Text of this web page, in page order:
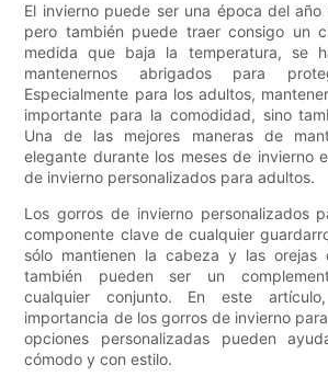
El invierno puede ser una época del año
pero también puede traer consigo un
medida que baja la temperatura, se
mantenernos abrigados para
Especialmente para los adultos,
importante para la comodidad, sino
Una de las mejores maneras de
elegante durante los meses de invierno
de invierno personalizados para adultos.
Los gorros de invierno personalizados
componente clave de cualquier
sólo mantienen la cabeza y las orejas
también pueden ser un
cualquier conjunto. En este
importancia de los gorros de invierno
opciones personalizadas pueden
cómodo y con estilo.